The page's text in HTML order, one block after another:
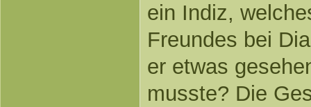
ein Indiz,
Freundes bei
er etwas
musste? Die